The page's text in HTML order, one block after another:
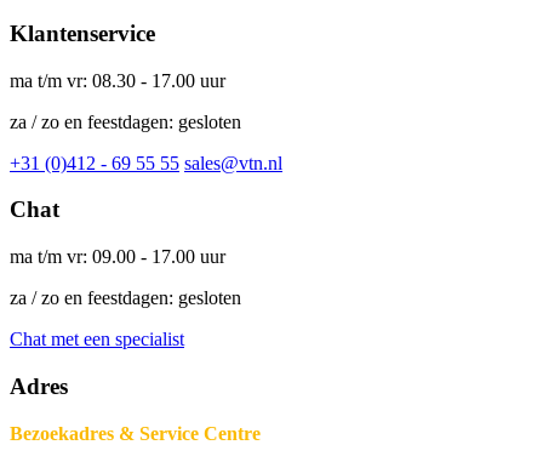
Klantenservice
ma t/m vr: 08.30 - 17.00 uur
za / zo en feestdagen: gesloten
+31 (0)412 - 69 55 55 sales@vtn.nl
Chat
ma t/m vr: 09.00 - 17.00 uur
za / zo en feestdagen: gesloten
Chat met een specialist
Adres
Bezoekadres & Service Centre